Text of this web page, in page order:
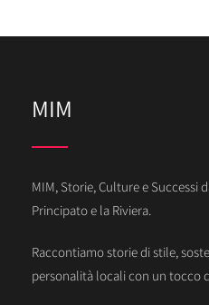
MIM
MIM, Storie, Culture e Successi
Principato e la Riviera.
Raccontiamo storie di stile,
personalità locali con un tocco